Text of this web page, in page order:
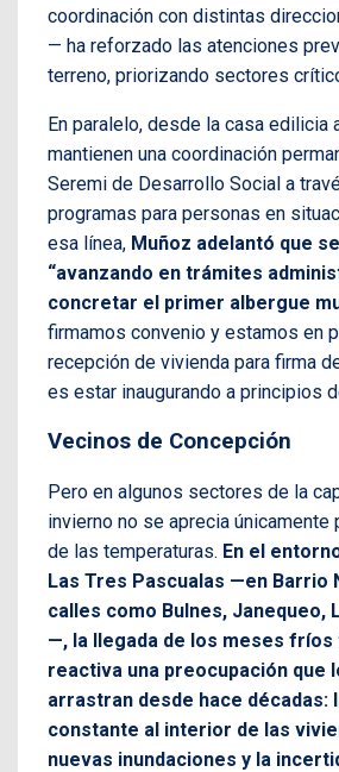
coordinación con distintas
— ha reforzado las atenciones
terreno, priorizando sectores
En paralelo, desde la casa edilicia
mantienen una coordinación
Seremi de Desarrollo Social a
programas para personas en
esa línea, Muñoz adelantó que
“avanzando en trámites
concretar el primer albergue
firmamos convenio y estamos en
recepción de vivienda para firma
es estar inaugurando a principios
Vecinos de Concepción
Pero en algunos sectores de la
invierno no se aprecia
de las temperaturas. En el
Las Tres Pascualas —en Barrio
calles como Bulnes, Janequeo,
—, la llegada de los meses fríos
reactiva una preocupación que
arrastran desde hace décadas:
constante al interior de las
nuevas inundaciones y la